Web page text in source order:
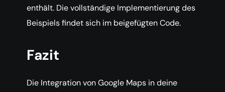
enthält. Die vollständige Implementierung des
Beispiels findet sich im beigefügten Code.
Fazit
Die Integration von Google Maps in deine